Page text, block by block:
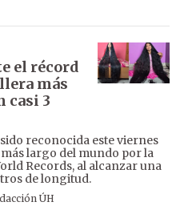
el récord
más
casi 3
reconocida este viernes
largo del mundo por la
Records, al alcanzar una
de longitud.
ÚH